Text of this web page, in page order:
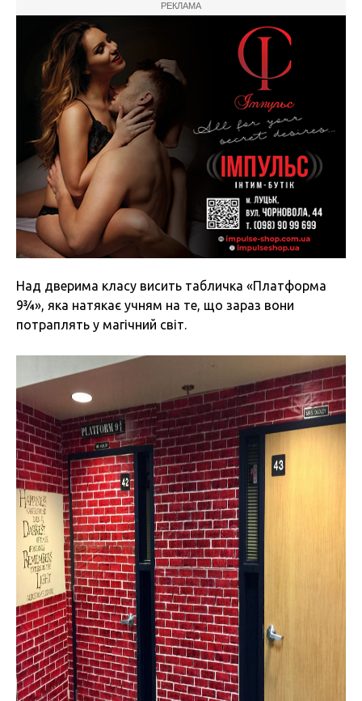
РЕКЛАМА
Над дверима класу висить табличка «Платформа
9¾», яка натякає учням на те, що зараз вони
потраплять у магічний світ.